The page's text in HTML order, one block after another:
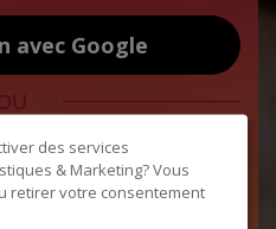
avec Google
des services
& Marketing? Vous
retirer votre consentement